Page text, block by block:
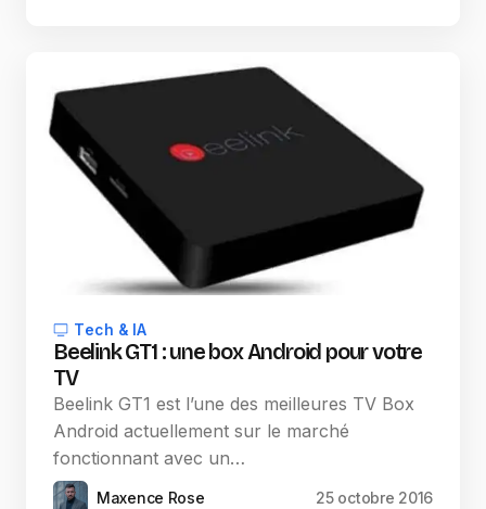
Tech & IA
Beelink GT1 : une box Android pour votre
TV
Beelink GT1 est l’une des meilleures TV Box
Android actuellement sur le marché
fonctionnant avec un…
Maxence Rose 25 octobre 2016